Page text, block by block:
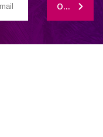
ODEBÍRAT